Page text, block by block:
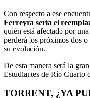
Con respecto a ese
Ferreyra sería el
quién está afectado por una
perderá los próximos dos o
su evolución.
De esta manera será la
Estudiantes de Río Cuarto
TORRENT, ¿YA